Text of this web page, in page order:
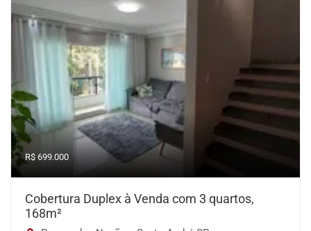
R$ 699.000
Cobertura Duplex à Venda com 3 quartos,
168m²